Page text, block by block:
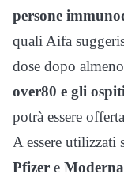
persone
quali Aifa
dose dopo
over80 e gli
potrà essere
A essere utilizzati
Pfizer e Moderna